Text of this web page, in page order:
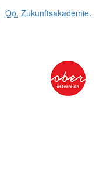
Oö. Zukunftsakademie.